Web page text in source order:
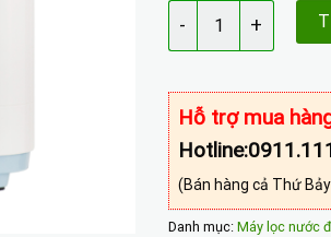
Máy điện giải ion
Hỗ trợ mua
(Bán hàng cả Thứ
Danh mục: Máy lọc nước